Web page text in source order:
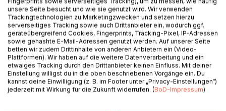
Ich liebe Gedichte und Lieder.
Sie haben etwas magisches in sich, denn sie sind voller
Musik und Gefühl. Sie tragen mich in das Land der Poesie.
In ihnen kann ich alles ausdrücken, was mich in meinem
Leben bewegt hat, wie Liebe, Hass, Wut, Trotz, Traurigkeit,
Sentimentalität und Wehmut.
AUTOR/IN
unsere Seite besucht und wie sie genutzt wird. Wir verwenden
Trackingtechnologien zu Marketingzwecken und setzen hierzu
serverseitiges Tracking sowie auch Drittanbieter ein, wodurch ggf.
geräteübergreifend Cookies, Fingerprints, Tracking-Pixel, IP-Adressen
sowie gehashte E-Mail-Adressen genutzt werden. Auf unserer Seite
betten wir zudem Drittinhalte von anderen Anbietern ein (Video-
Plattformen). Wir haben auf die weitere Datenverarbeitung und ein
etwaiges Tracking durch den Drittanbieter keinen Einfluss. Mit deiner
Einstellung willigst du in die oben beschriebenen Vorgänge ein. Du
kannst deine Einwilligung (z. B. im Footer unter „Privacy-Einstellungen“)
jederzeit mit Wirkung für die Zukunft widerrufen. (BoD-Impressum)